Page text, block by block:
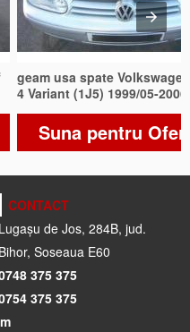
geam usa spate
4 Variant (1J5) 1999/05-
Suna pentru
CONTACT
Lugașu de Jos, 284B, jud.
Bihor, Soseaua E60
375 375
375 375